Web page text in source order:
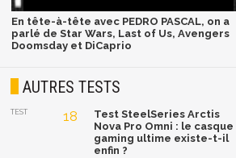
En tête-à-tête avec PEDRO PASCAL, on a
parlé de Star Wars, Last of Us, Avengers
Doomsday et DiCaprio
AUTRES TESTS
TEST 18
Test SteelSeries Arctis
Nova Pro Omni : le casque
gaming ultime existe-t-il
enfin ?